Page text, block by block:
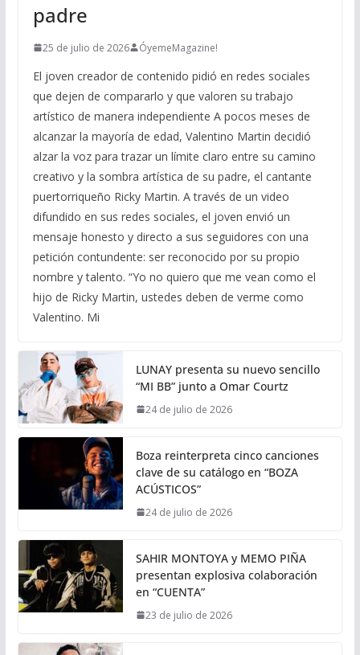
padre
25 de julio de 2026 ÓyemeMagazine!
El joven creador de contenido pidió en redes sociales
que dejen de compararlo y que valoren su trabajo
artístico de manera independiente A pocos meses de
alcanzar la mayoría de edad, Valentino Martin decidió
alzar la voz para trazar un límite claro entre su camino
creativo y la sombra artística de su padre, el cantante
puertorriqueño Ricky Martin. A través de un video
difundido en sus redes sociales, el joven envió un
mensaje honesto y directo a sus seguidores con una
petición contundente: ser reconocido por su propio
nombre y talento. “Yo no quiero que me vean como el
hijo de Ricky Martin, ustedes deben de verme como
Valentino. Mi
LUNAY presenta su nuevo sencillo
“MI BB” junto a Omar Courtz
24 de julio de 2026
Boza reinterpreta cinco canciones
clave de su catálogo en “BOZA
ACÚSTICOS”
24 de julio de 2026
SAHIR MONTOYA y MEMO PIÑA
presentan explosiva colaboración
en “CUENTA”
23 de julio de 2026